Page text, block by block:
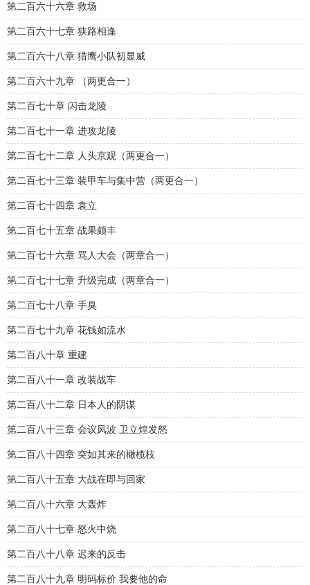
第二百六十六章 救场
第二百六十七章 狭路相逢
第二百六十八章 猎鹰小队初显威
第二百六十九章 （两更合一）
第二百七十章 闪击龙陵
第二百七十一章 进攻龙陵
第二百七十二章 人头京观（两更合一）
第二百七十三章 装甲车与集中营（两更合一）
第二百七十四章 袁立
第二百七十五章 战果颇丰
第二百七十六章 骂人大会（两章合一）
第二百七十七章 升级完成（两章合一）
第二百七十八章 手臭
第二百七十九章 花钱如流水
第二百八十章 重建
第二百八十一章 改装战车
第二百八十二章 日本人的阴谋
第二百八十三章 会议风波 卫立煌发怒
第二百八十四章 突如其来的橄榄枝
第二百八十五章 大战在即与回家
第二百八十六章 大轰炸
第二百八十七章 怒火中烧
第二百八十八章 迟来的反击
第二百八十九章 明码标价 我要他的命